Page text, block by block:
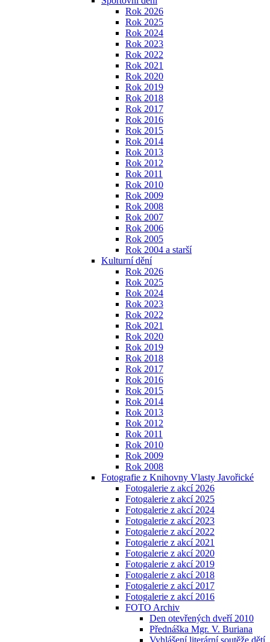
Rok 2026
Rok 2025
Rok 2024
Rok 2023
Rok 2022
Rok 2021
Rok 2020
Rok 2019
Rok 2018
Rok 2017
Rok 2016
Rok 2015
Rok 2014
Rok 2013
Rok 2012
Rok 2011
Rok 2010
Rok 2009
Rok 2008
Rok 2007
Rok 2006
Rok 2005
Rok 2004 a starší
Kulturní dění
Rok 2026
Rok 2025
Rok 2024
Rok 2023
Rok 2022
Rok 2021
Rok 2020
Rok 2019
Rok 2018
Rok 2017
Rok 2016
Rok 2015
Rok 2014
Rok 2013
Rok 2012
Rok 2011
Rok 2010
Rok 2009
Rok 2008
Fotografie z Knihovny Vlasty Javořické
Fotogalerie z akcí 2026
Fotogalerie z akcí 2025
Fotogalerie z akcí 2024
Fotogalerie z akcí 2023
Fotogalerie z akcí 2022
Fotogalerie z akcí 2021
Fotogalerie z akcí 2020
Fotogalerie z akcí 2019
Fotogalerie z akcí 2018
Fotogalerie z akcí 2017
Fotogalerie z akcí 2016
FOTO Archiv
Den otevřených dveří 2010
Přednáška Mgr. V. Buriana
Vyhlášení literární soutěže dětí